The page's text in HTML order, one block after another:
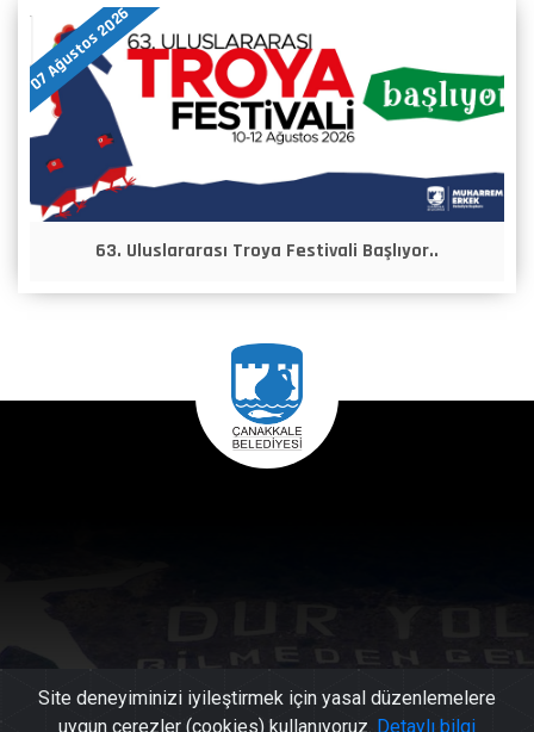
07 Ağustos 2026
63. Uluslararası Troya Festivali Başlıyor..
Site deneyiminizi iyileştirmek için yasal düzenlemelere
uygun çerezler (cookies) kullanıyoruz. Detaylı bilgi